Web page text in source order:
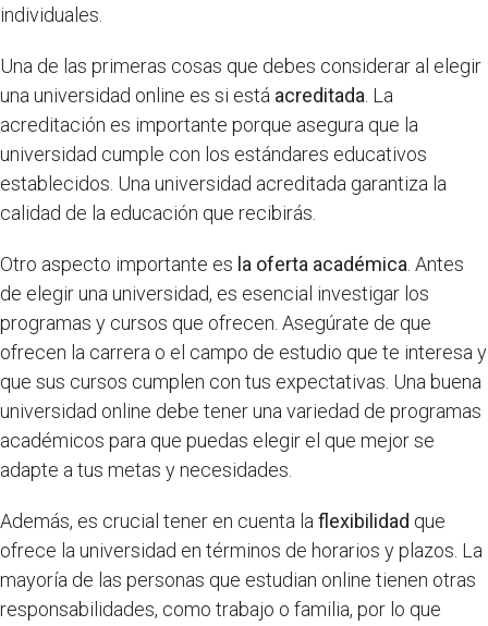
individuales.
Una de las primeras cosas que debes considerar al elegir
una universidad online es si está acreditada . La
acreditación es importante porque asegura que la
universidad cumple con los estándares educativos
establecidos. Una universidad acreditada garantiza la
calidad de la educación que recibirás.
Otro aspecto importante es la oferta académica . Antes
de elegir una universidad, es esencial investigar los
programas y cursos que ofrecen. Asegúrate de que
ofrecen la carrera o el campo de estudio que te interesa y
que sus cursos cumplen con tus expectativas. Una buena
universidad online debe tener una variedad de programas
académicos para que puedas elegir el que mejor se
adapte a tus metas y necesidades.
Además, es crucial tener en cuenta la flexibilidad que
ofrece la universidad en términos de horarios y plazos. La
mayoría de las personas que estudian online tienen otras
responsabilidades, como trabajo o familia, por lo que